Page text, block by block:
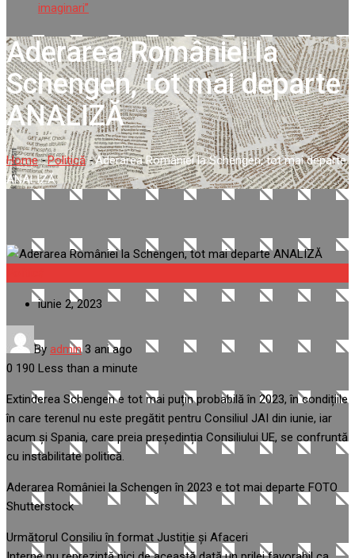
imaginari”
Aderarea României la
Schengen, tot mai departe
ANALIZĂ
Home-Politică-Aderarea României la Schengen, tot mai departe
ANALIZĂ
iunie 2, 2023
By admin 3 ani ago
0 190 Less than a minute
Extinderea Schengen e tot mai puțin probabilă în 2023, în condițiile
în care terenul nu este pregătit pentru Consiliul JAI din iunie, iar
acum și Spania, care preia președinția Consiliului UE, se confruntă
cu instabilitate politică.
Aderarea României la Schengen în 2023 e tot mai departe FOTO
Shutterstock
Următorul Consiliu în format Justiție și Afaceri